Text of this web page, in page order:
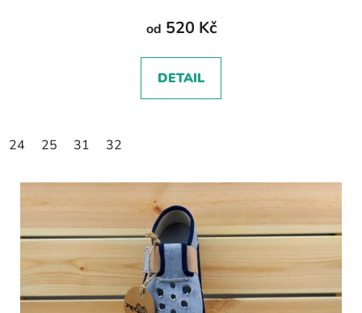
od 520 Kč
DETAIL
24 25 31 32